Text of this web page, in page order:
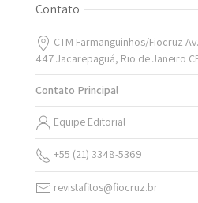
Contato
CTM Farmanguinhos/Fiocruz
447 Jacarepaguá, Rio de Janeiro
Contato Principal
Equipe Editorial
+55 (21) 3348-5369
revistafitos@fiocruz.br